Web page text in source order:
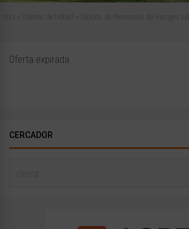
Oferta expirada
CERCADOR